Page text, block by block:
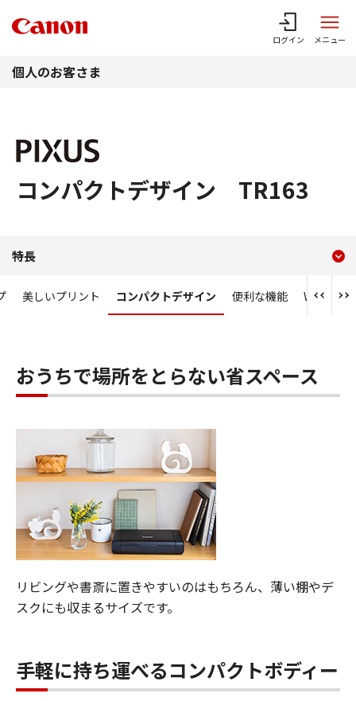
ログイン メニュー
個人のお客さま
コンパクトデザイン TR163
コンパクトデザイン
特長
美しいプリント コンパクトデザイン 便利な機能 Wi-Fi／ク
おうちで場所をとらない省スペース
リビングや書斎に置きやすいのはもちろん、薄い棚やデ
スクにも収まるサイズです。
手軽に持ち運べるコンパクトボディー